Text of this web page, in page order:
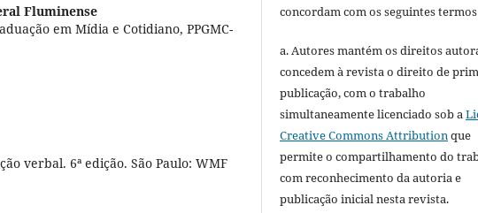
Fluminense
em Mídia e Cotidiano, PPGMC-
verbal. 6ª edição. São Paulo: WMF
concordam com os seguintes
a. Autores mantém os direitos
concedem à revista o direito de
publicação, com o trabalho
simultaneamente licenciado sob a
Creative Commons Attributionque
permite o compartilhamento do
com reconhecimento da autoria e
publicação inicial nesta revista.